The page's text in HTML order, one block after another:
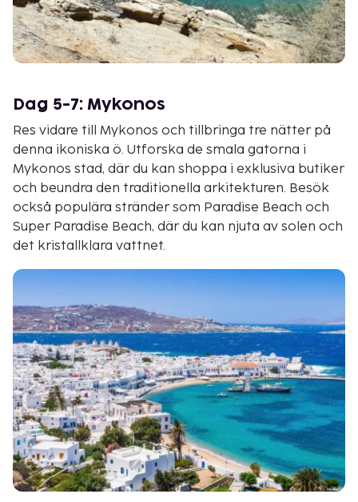
Dag 5-7: Mykonos
Res vidare till Mykonos och tillbringa tre nätter på
denna ikoniska ö. Utforska de smala gatorna i
Mykonos stad, där du kan shoppa i exklusiva butiker
och beundra den traditionella arkitekturen. Besök
också populära stränder som Paradise Beach och
Super Paradise Beach, där du kan njuta av solen och
det kristallklara vattnet.